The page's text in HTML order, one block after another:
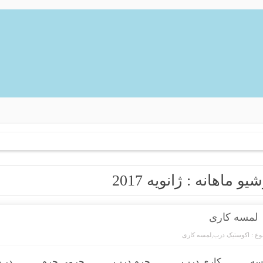
ماهانه : ژانویه 2017
لمسه کاری
: اکوستیک درب لمسه کاری